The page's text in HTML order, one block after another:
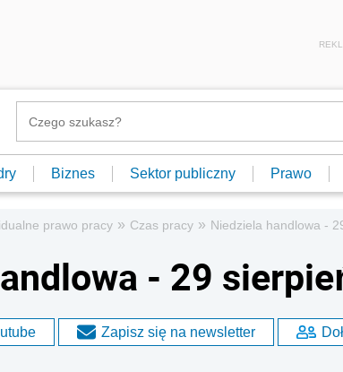
Biznes Sektor publiczny Prawo
prawo pracy » Czas pracy » Niedziela handlowa -
- 29
Zapisz się na newsletter